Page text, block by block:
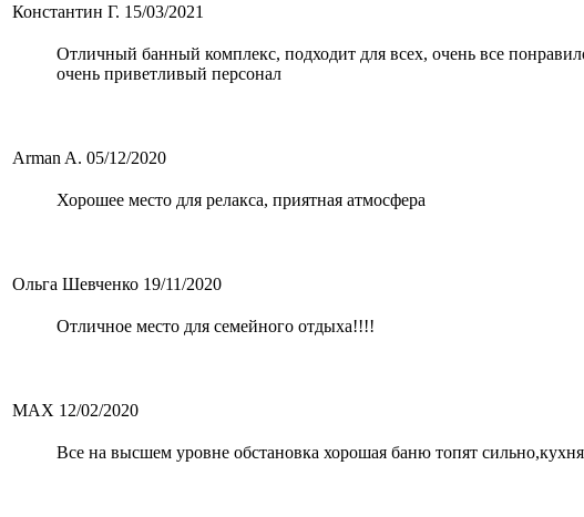
Константин Г. 15/03/2021
Отличный банный комплекс, подходит для всех, очень все
очень приветливый персонал
Arman A. 05/12/2020
Хорошее место для релакса, приятная атмосфера
Ольга Шевченко 19/11/2020
Отличное место для семейного отдыха!!!!
MAX 12/02/2020
Все на высшем уровне обстановка хорошая баню топят